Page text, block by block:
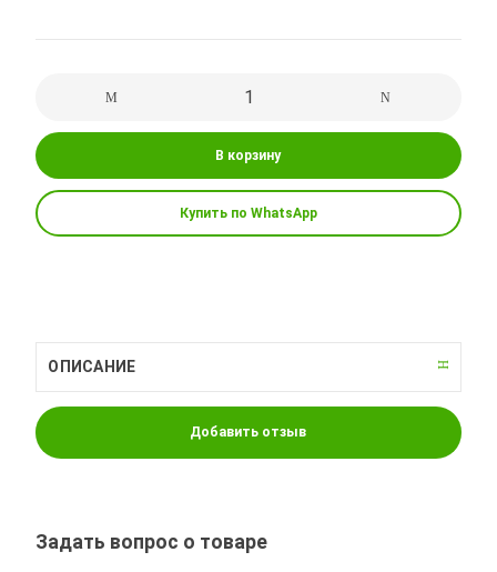
В корзину
Купить по WhatsApp
ОПИСАНИЕ
Добавить отзыв
Задать вопрос о товаре